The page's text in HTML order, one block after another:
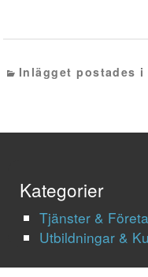
Inlägget postades i
Kategorier
Tjänster &
Utbildningar &